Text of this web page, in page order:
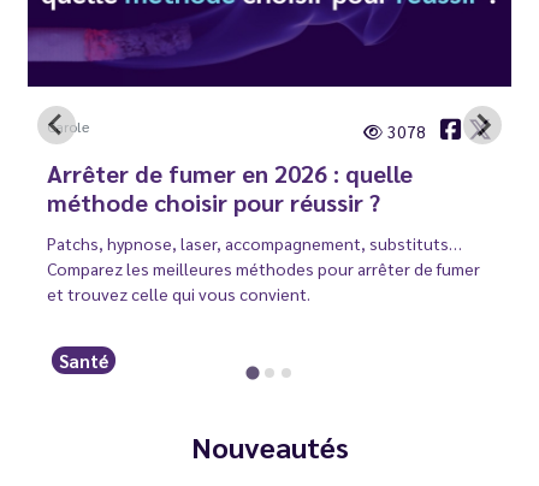
Carole 3078
Arrêter de fumer en 2026 : quelle
méthode choisir pour réussir ?
Patchs, hypnose, laser, accompagnement, substituts…
Comparez les meilleures méthodes pour arrêter de fumer
et trouvez celle qui vous convient.
Santé
Nouveautés